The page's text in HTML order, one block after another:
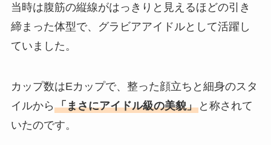
当時は腹筋の縦線がはっきりと見えるほどの引き
締まった体型で、グラビアアイドルとして活躍し
ていました。
カップ数はEカップで、整った顔立ちと細身のスタ
イルから 「まさにアイドル級の美貌」と称されて
いたのです。